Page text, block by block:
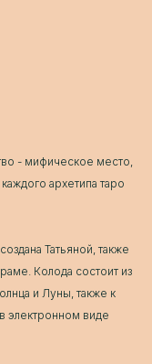
- мифическое место,
архетипа таро
Татьяной, также
Колода состоит из
и Луны, также к
электронном виде